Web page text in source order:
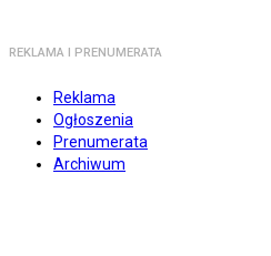
REKLAMA I PRENUMERATA
Reklama
Ogłoszenia
Prenumerata
Archiwum